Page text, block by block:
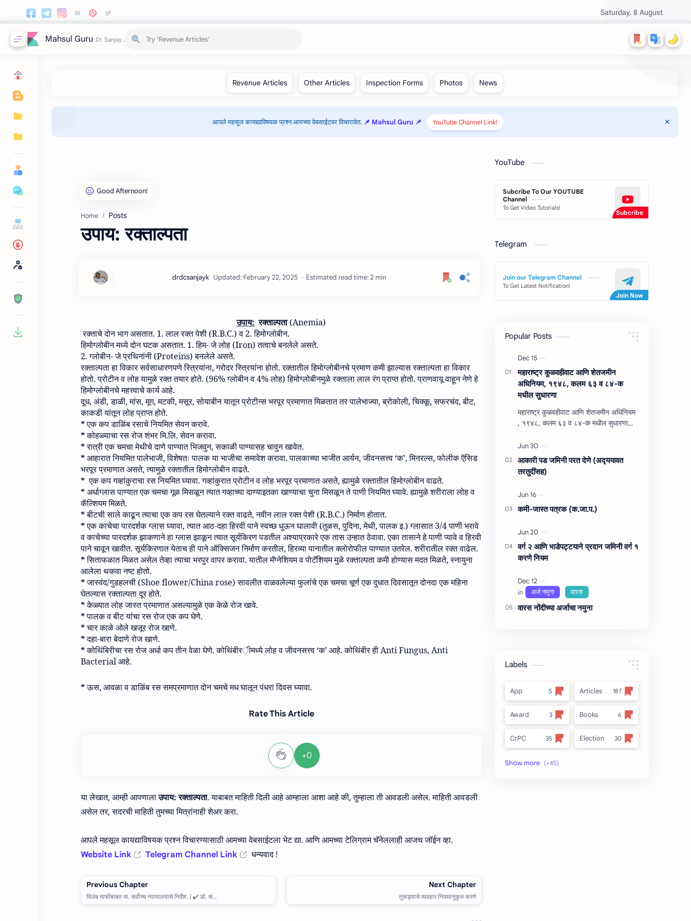
Saturday, 8 August
Mahsul Guru
आपले महसूल कायद्याविषयक प्रश्न आमच्या वेबसाईटवर विचारावेत. 📌 Mahsul Guru 📌 YouTube Channel Link!
Home Posts
उपाय: रक्ताल्पता
Estimated read time: 2 min
उपाय: रक्ताल्पता (Anemia)
रक्ताचे दोन भाग असतात. 1.लाल रक्त पेशी (R.B.C.)व 2.हिमोग्लोबीन.
हिमोग्लोबीन मध्‍ये दोन घटक असतात. 1.हिम- जे लोह (Iron) तत्वाचे बनलेले असते.
2.ग्लोबीन- जे प्रथिनांनी (Proteins)बनलेले असते.
रक्ताल्पता हा विकार सर्वसाधारणपणे स्त्रियांना,गरोदर स्त्रियांना होतो.रक्तातील हिमोग्लोबीनचे प्रमाण कमी झाल्यास रक्ताल्पता हा विकार
होतो.प्रोटीन व लोह यामुळे रक्त तयार होते. (96%ग्लोबीन व4%लोह)हिमोग्लोबीनमुळे रक्ताला लाल रंग प्राप्त होतो.प्राणवायू वाहून नेणे हे
हिमोग्लोबीनचे महत्त्वाचे कार्य आहे.
दूध, अंडी,डाळी,मांस,मूग,मटकी,मसूर,सोयाबीन यातून प्रोटीन्स भरपूर प्रमाणात मिळतात तर पालेभाज्या,ब्रोकोली,चिक्कू,सफरचंद,बीट,
काकडी यांतून लोह प्राप्त होते.
*एक कप डाळिंब रसाचे नियमित सेवन करावे.
*कोहळ्याचा रस रोज शंभर मि.लि.सेवन करावा.
*रात्री एक चमचा मेथीचे दाणे पाण्यात भिजवुन,सकाळी पाण्यासह चावुन खावेत.
*आहारात नियमित पालेभाजी,विशेषतः पालक या भाजीचा समावेश करावा.पालकाच्या भाजीत आर्यन,जीवनसत्त्व ‘क’,मिनरल्‍स,फोलीक ऍसिड
भरपूर प्रमाणात असते,त्‍यामुळे रक्तातील हिमोग्लोबीन वाढते.
* एक कप गव्हांकुराचारस नियमित घ्यावा.गव्हांकुरात प्रोटीन व लोह भरपूर प्रमाणात असते,ह्यामुळे रक्तातील हिमोग्लोबीन वाढते.
*अर्धाग्लास पाण्यात एक चमचा गूळ मिसळून त्यात गव्हाच्या दाण्याइतका खाण्याचा चुना मिसळून ते पाणी नियमित घ्यावे.ह्यामुळे शरीराला लोह व
कॅल्शियम मिळते.
*बीटची साले काढून त्याचा एक कप रस घेतल्याने रक्त वाढते,नवीन लाल रक्त पेशी (R.B.C.)निर्माण होतात.
*एक काचेचा पारदर्शक ग्लास घ्यावा,त्यात आठ-दहा हिरवी पाने स्वच्छ धुऊन घालावी (तुळस,पुदिना,मेथी,पालक इ.)ग्लासात3/4पाणी भरावे
व काचेच्या पारदर्शक झाकणाने हा ग्लास झाकून त्यात सूर्यकिरण पडतील अश्याप्रकारे एक तास उन्हात ठेवावा.एका तासाने हे पाणी प्यावे व हिरवी
पाने चावून खावीत.सूर्यकिरणात येताच ही पाने ऑक्सिजन निर्माण करतील,हिरव्या पानातील क्लोरोफील पाण्यात उतरेल.शरीरातील रक्त वाढेल.
*सिताफळात मिळत असेल तेव्हा त्याचा भरपुर वापर करावा.यातील मॅग्नेशियम व पोटॅशियम मुळे रक्ताल्पता कमी होण्यास मदत मिळते, स्नायुना
आलेला थकवा नष्ट होतो.
*जास्वंद/गुडहलची (Shoe flower/China rose)सावलीत वाळवलेल्या फुलांचे एक चमचा चूर्ण एक दुधात दिवसातून दोनदा एक महिना
घेतल्यास रक्ताल्पता दूर होते.
*केळ्यात लोह जास्त प्रमाणात असल्यामुळे एक केळे रोज खावे.
*पालक व बीट यांचा रस रोज एक कप घेणे.
*चार काळे ओले खजूर रोज खाणे.
*दहा-बारा बेदाणे रोज खाणे.
*कोथिंबिरीचा रस रोज अर्धा कप तीन वेळा घेणे.कोथिंबीरीमध्‍ये लोह व जीवनसत्त्व ‘क’ आहे.कोथिंबीर हीAnti Fungus, Anti
Bacterialआहे.
*ऊस, आवळा व डाळिंब रस समप्रमाणात दोन चमचे मध घालून पंधरा दिवस घ्यावा.
Rate This Article
+0
या लेखात, आम्ही आपणालाउपाय: रक्ताल्पता. याबाबत माहिती दिली आहे आम्हाला आशा आहे की, तुम्हाला ती आवडली असेल. माहिती आवडली
असेल तर, सदरची माहिती तुमच्या मित्रांनाही शेअर करा.
आपले महसूल कायद्याविषयक प्रश्न विचारण्यासाठी आमच्या वेबसाईटला भेट द्या. आणि आमच्या टेलिग्राम चॅनेललाही आजच जॉईन व्हा.
Website Link
Telegram Channel Link धन्यवाद !
YouTube
Subcribe To Our YOUTUBE
Channel
To Get Video Tutorials!
Telegram
Join our Telegram Channel
To Get Latest Notification!
Popular Posts
महाराष्‍ट्र कुळवहीवाट आणि शेतजमीन
अधिनियम, १९४८, कलम ६३ व ८४-क
मधील सुधारणा
महाराष्‍ट्र कुळवहीवाट आणि शेतजमीन अधिनियम
, १९४८, कलम ६३ व ८४-क मधील सुधारणा
, १९४८, कलम ६३ ( हैद…
आकारी पड जमिनी परत देणे (अद्‍ययावत
तरतुदींसह)
कमी-जास्त पत्रक (क.जा.प.)
वर्ग २ आणि भाडेपट्टयाने प्रदान जमिनी वर्ग १
करणे नियम
वारस नोंदीच्‍या अर्जाचा नमुना
Labels
App Articles
Award Books
CrPC Election
Forest